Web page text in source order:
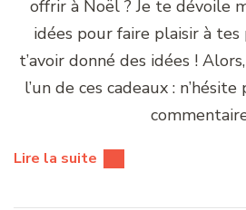
offrir à Noël ? Je te dévoile
idées pour faire plaisir à tes
t’avoir donné des idées !
l’un de ces cadeaux :
Lire la suite